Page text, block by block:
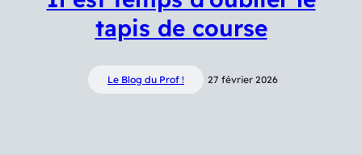
tapis de course
Le Blog du Prof ! 27 février 2026